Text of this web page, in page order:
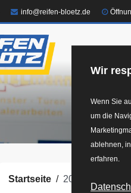
Wir
Wenn Sie
um die
ablehnen,
erfahren.
E-Mail:info@reifen-bloetz.de
Startseite 2018-03-20